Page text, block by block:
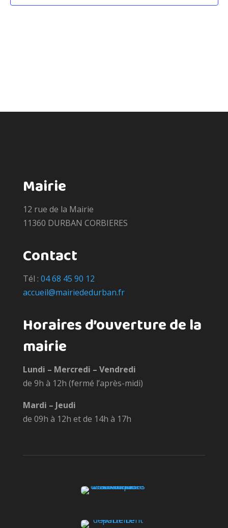
vues
Mairie
12 rue de la Mairie
11360 DURBAN CORBIERES
Contact
Tél : 04 68 45 90 12
accueil@mairiededurban.fr
Horaires d’ouverture de la
mairie
Lundi – Mercredi – Vendredi
de 9h à 12h (fermé l’après-midi)
Mardi – Jeudi
de 09h à 12h et de 14h à 17h